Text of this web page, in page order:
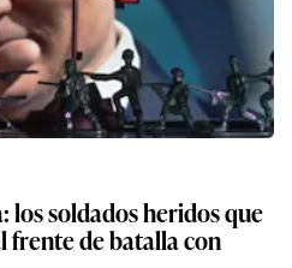
los soldados heridos que
frente de batalla con